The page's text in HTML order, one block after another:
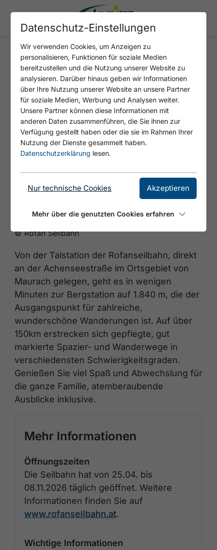
Berg- & Talfahrt Rofan
Seilbahn
© Rofan Seilbahn
Von der Talstation der Rofanseilbahn, direkt
an der Achenseestraße im Ortsgebiet von
Maurach gelegen, geht es in wenigen
Minuten zur Bergstation auf 1.840 m, die der
Ausgangspunkt für zahlreiche,
wunderschöne Wanderungen ist. Auf über
150km erstrecken sich gepflegte, gut
markierte Spazier- und Wanderwege in
verschiedensten Schwierigkeitsgraden.
Genießen Sie viel Spaß und Abwechslung für
die ganze Familie, atemberaubende
Ausblicke inklusive.
Mehr Informationen
Öffnungszeiten
Die Seilbahn hat von 25.04. bis
08.11.2026 täglich geöffnet. Weitere
Informationen finden Sie auf
www.rofanseilbahn.at.
Wichtige Informationen
Datenschutz-Einstellungen
Wir verwenden Cookies, um Anzeigen zu
personalisieren, Funktionen für soziale Medien
bereitzustellen und die Nutzung unserer Website zu
analysieren. Darüber hinaus geben wir Informationen
über Ihre Nutzung unserer Website an unsere Partner
für soziale Medien, Werbung und Analysen weiter.
Unsere Partner können diese Informationen mit
anderen Daten zusammenführen, die Sie ihnen zur
Verfügung gestellt haben oder die sie im Rahmen Ihrer
Nutzung der Dienste gesammelt haben.
Datenschutzerklärung lesen.
Nur technische Cookies Akzeptieren
Mehr über die genutzten Cookies erfahren